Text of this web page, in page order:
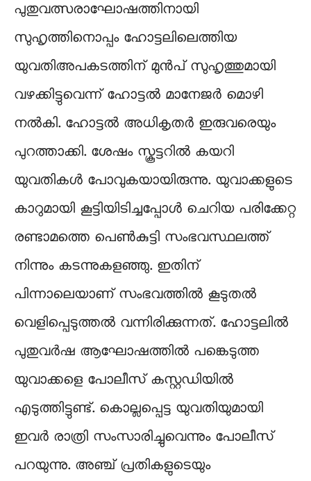
പുതുവത്സരാഘോഷത്തിനായി
സുഹൃത്തിനൊപ്പം ഹോട്ടലിലെത്തിയ
യുവതിഅപകടത്തിന് മുൻപ് സുഹൃത്തുമായി
വഴക്കിട്ടുവെന്ന് ഹോട്ടൽ മാനേജർ മൊഴി
നൽകി. ഹോട്ടൽ അധികൃതർ ഇരുവരെയും
പുറത്താക്കി. ശേഷം സ്കൂട്ടറിൽ കയറി
യുവതികൾ പോവുകയായിരുന്നു. യുവാക്കളുടെ
കാറുമായി കൂട്ടിയിടിച്ചപ്പോൾ ചെറിയ പരിക്കേറ്റ
രണ്ടാമത്തെ പെൺകുട്ടി സംഭവസ്ഥലത്ത്
നിന്നും കടന്നുകളഞ്ഞു. ഇതിന്
പിന്നാലെയാണ് സംഭവത്തിൽ കൂടുതൽ
വെളിപ്പെടുത്തൽ വന്നിരിക്കുന്നത്. ഹോട്ടലിൽ
പുതുവർഷ ആഘോഷത്തിൽ പങ്കെടുത്ത
യുവാക്കളെ പോലീസ് കസ്റ്റഡിയിൽ
എടുത്തിട്ടുണ്ട്. കൊല്ലപ്പെട്ട യുവതിയുമായി
ഇവർ രാത്രി സംസാരിച്ചുവെന്നും പോലീസ്
പറയുന്നു. അഞ്ച് പ്രതികളുടെയും